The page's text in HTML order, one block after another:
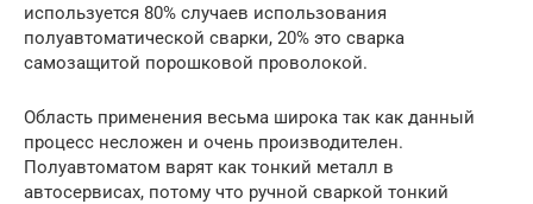
используется 80% случаев использования
полуавтоматической сварки, 20% это сварка
самозащитой порошковой проволокой.
Область применения весьма широка так как данный
процесс несложен и очень производителен.
Полуавтоматом варят как тонкий металл в
автосервисах, потому что ручной сваркой тонкий